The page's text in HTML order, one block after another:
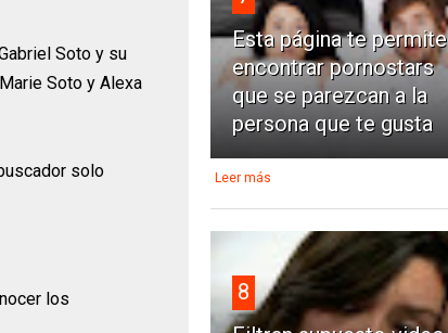
Soto y su
Soto y Alexa
solo
los
Esta página te permite
encontrar pornostars
que se parezcan a la
persona que te gusta
Leer más
8